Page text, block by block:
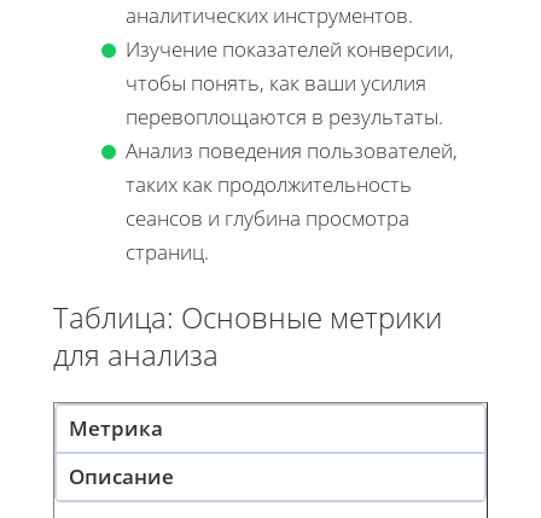
аналитических инструментов.
Изучение показателей конверсии,
чтобы понять, как ваши усилия
перевоплощаются в результаты.
Анализ поведения пользователей,
таких как продолжительность
сеансов и глубина просмотра
страниц.
Таблица: Основные метрики
для анализа
Метрика
Описание